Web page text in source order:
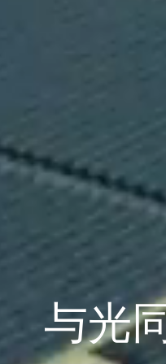
与光